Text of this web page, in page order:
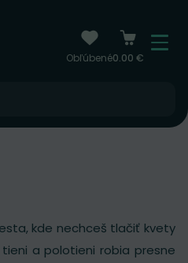
Obľúbené0.00 €
Menu
kde nechceš tlačiť kvety
a polotieni robia presne